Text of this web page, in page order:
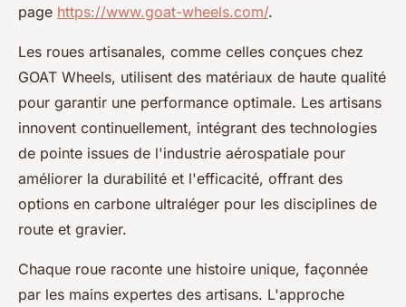
page https://www.goat-wheels.com/.
Les roues artisanales, comme celles conçues chez
GOAT Wheels, utilisent des matériaux de haute qualité
pour garantir une performance optimale. Les artisans
innovent continuellement, intégrant des technologies
de pointe issues de l'industrie aérospatiale pour
améliorer la durabilité et l'efficacité, offrant des
options en carbone ultraléger pour les disciplines de
route et gravier.
Chaque roue raconte une histoire unique, façonnée
par les mains expertes des artisans. L'approche